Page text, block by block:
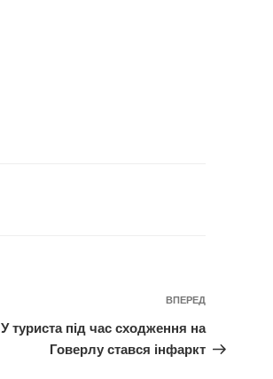
Наступний
запис
ВПЕРЕД
У туриста під час сходження на
Говерлу стався інфаркт